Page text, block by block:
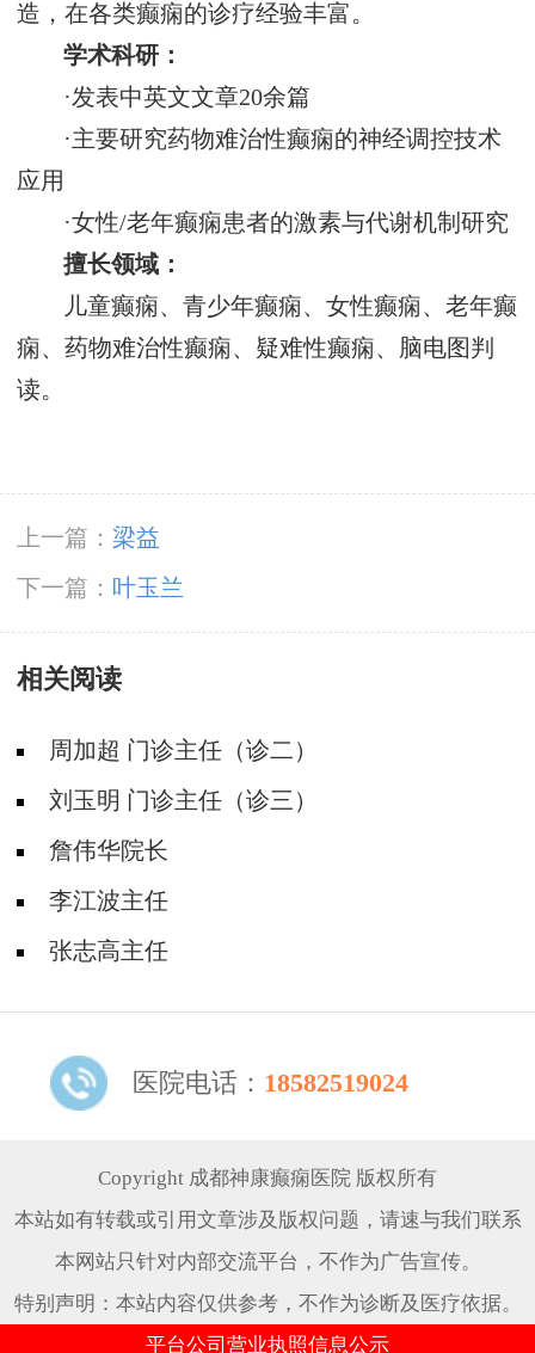
造，在各类癫痫的诊疗经验丰富。
学术科研：
·发表中英文文章20余篇
·主要研究药物难治性癫痫的神经调控技术
应用
·女性/老年癫痫患者的激素与代谢机制研究
擅长领域：
儿童癫痫、青少年癫痫、女性癫痫、老年癫
痫、药物难治性癫痫、疑难性癫痫、脑电图判
读。
上一篇： 梁益
下一篇： 叶玉兰
相关阅读
周加超 门诊主任（诊二）
刘玉明 门诊主任（诊三）
詹伟华院长
李江波主任
张志高主任
医院电话： 18582519024
Copyright 成都神康癫痫医院 版权所有
本站如有转载或引用文章涉及版权问题，请速与我们联系
本网站只针对内部交流平台，不作为广告宣传。
特别声明：本站内容仅供参考，不作为诊断及医疗依据。
平台公司营业执照信息公示